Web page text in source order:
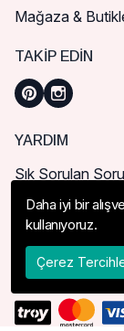
Mağaza &
TAKIP EDIN
YARDIM
Sık Sorulan
Nasıl Sipariş
Kargo ve Teslimat
İade, İptal ve
Daha iyi bir
kullanıyoruz.
Çerez